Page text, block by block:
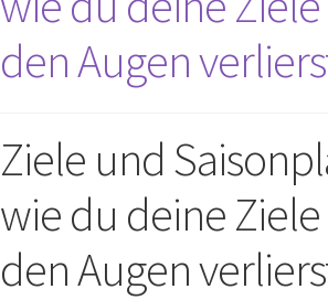
den Augen
Ziele und
wie du deine
den Augen